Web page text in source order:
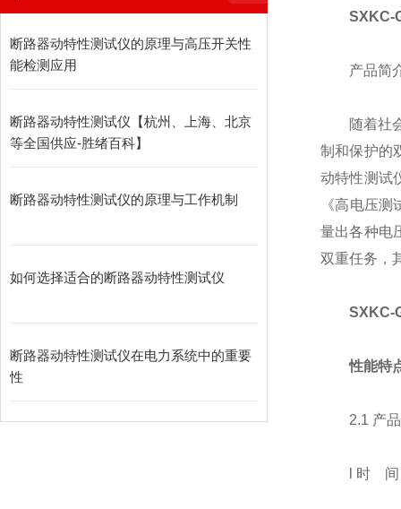
断路器动特性测试仪的原理与高压开关性
能检测应用
断路器动特性测试仪【杭州、上海、北京
等全国供应-胜绪百科】
断路器动特性测试仪的原理与工作机制
如何选择适合的断路器动特性测试仪
断路器动特性测试仪在电力系统中的重要
性
SXKC-
产品简
随着社会
制和保护的
动特性测试
《高电压
量出各种电
双重任务，
SXKC-
性能特
2.1 产品
l 时 间：